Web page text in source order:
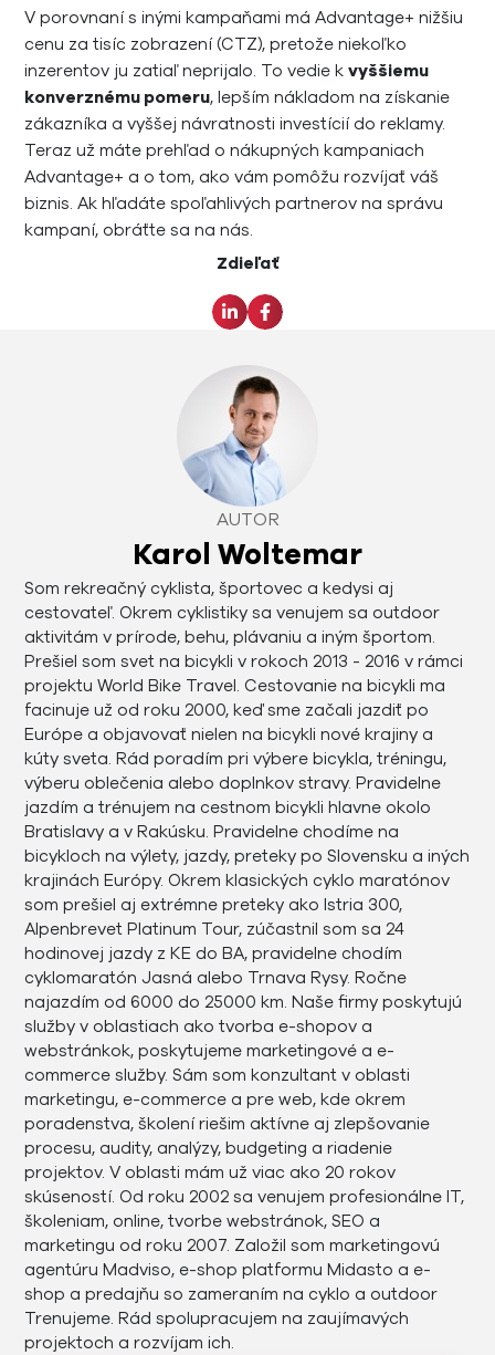
V porovnaní s inými kampaňami má Advantage+ nižšiu
cenu za tisíc zobrazení (CTZ), pretože niekoľko
inzerentov ju zatiaľ neprijalo. To vedie kvyššiemu
konverznému pomeru, lepším nákladom na získanie
zákazníka a vyššej návratnosti investícií do reklamy.
Teraz už máte prehľad o nákupných kampaniach
Advantage+ a o tom, ako vám pomôžu rozvíjať váš
biznis. Ak hľadáte spoľahlivých partnerov na správu
kampaní, obráťte sa na nás.
Zdieľať
AUTOR
Karol Woltemar
Som rekreačný cyklista, športovec a kedysi aj
cestovateľ. Okrem cyklistiky sa venujem sa outdoor
aktivitám v prírode, behu, plávaniu a iným športom.
Prešiel som svet na bicykli v rokoch 2013 - 2016 v rámci
projektu World Bike Travel. Cestovanie na bicykli ma
facinuje už od roku 2000, keď sme začali jazdiť po
Európe a objavovať nielen na bicykli nové krajiny a
kúty sveta. Rád poradím pri výbere bicykla, tréningu,
výberu oblečenia alebo doplnkov stravy. Pravidelne
jazdím a trénujem na cestnom bicykli hlavne okolo
Bratislavy a v Rakúsku. Pravidelne chodíme na
bicykloch na výlety, jazdy, preteky po Slovensku a iných
krajinách Európy. Okrem klasických cyklo maratónov
som prešiel aj extrémne preteky ako Istria 300,
Alpenbrevet Platinum Tour, zúčastnil som sa 24
hodinovej jazdy z KE do BA, pravidelne chodím
cyklomaratón Jasná alebo Trnava Rysy. Ročne
najazdím od 6000 do 25000 km. Naše firmy poskytujú
služby v oblastiach ako tvorba e-shopov a
webstránkok, poskytujeme marketingové a e-
commerce služby. Sám som konzultant v oblasti
marketingu, e-commerce a pre web, kde okrem
poradenstva, školení riešim aktívne aj zlepšovanie
procesu, audity, analýzy, budgeting a riadenie
projektov. V oblasti mám už viac ako 20 rokov
skúseností. Od roku 2002 sa venujem profesionálne IT,
školeniam, online, tvorbe webstránok, SEO a
marketingu od roku 2007. Založil som marketingovú
agentúru Madviso, e-shop platformu Midasto a e-
shop a predajňu so zameraním na cyklo a outdoor
Trenujeme. Rád spolupracujem na zaujímavých
projektoch a rozvíjam ich.